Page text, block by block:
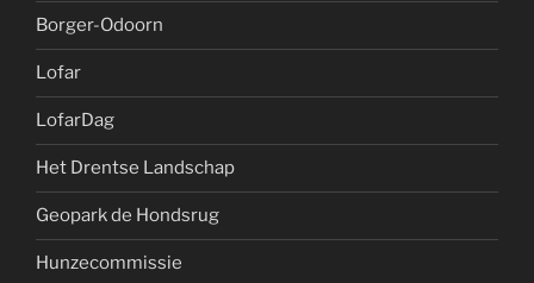
Borger-Odoorn
Lofar
LofarDag
Het Drentse Landschap
Geopark de Hondsrug
Hunzecommissie